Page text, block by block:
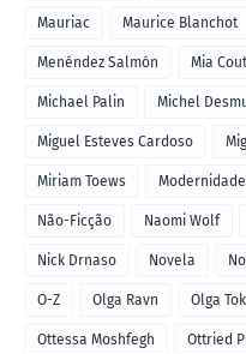
Mauriac Maurice Blanchot
Menéndez Salmón Mia
Michael Palin Michel
Miguel Esteves Cardoso
Miriam Toews Modernidade
Não-Ficção Naomi Wolf
Nick Drnaso Novela
O-Z Olga Ravn Olga
Ottessa Moshfegh Ottried